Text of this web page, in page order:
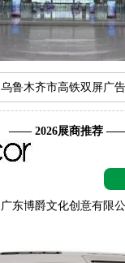
乌鲁木齐市高铁双屏广
—— 2026展商推荐
广东博爵文化创意有限公